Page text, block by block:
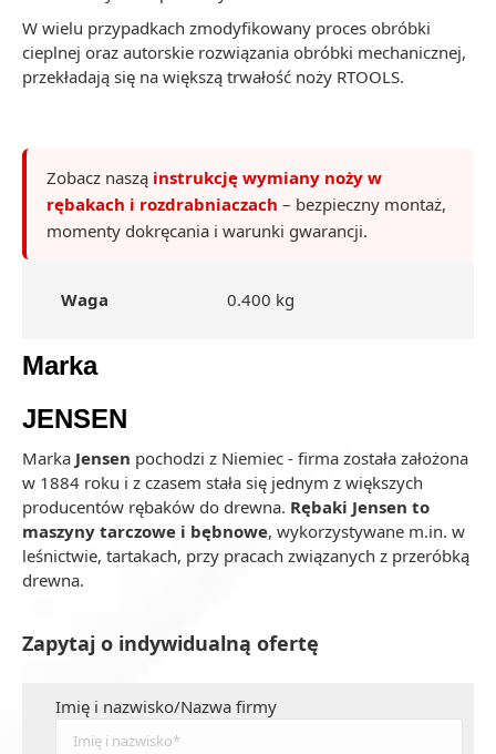
W wielu przypadkach zmodyfikowany proces obróbki
cieplnej oraz autorskie rozwiązania obróbki mechanicznej,
przekładają się na większą trwałość noży RTOOLS.
Zobacz naszą instrukcję wymiany noży w
rębakach i rozdrabniaczach – bezpieczny montaż,
momenty dokręcania i warunki gwarancji.
Waga 0.400 kg
Marka
JENSEN
Marka Jensen pochodzi z Niemiec - firma została założona
w 1884 roku i z czasem stała się jednym z większych
producentów rębaków do drewna. Rębaki Jensen to
maszyny tarczowe i bębnowe, wykorzystywane m.in. w
leśnictwie, tartakach, przy pracach związanych z przeróbką
drewna.
Zapytaj o indywidualną ofertę
Imię i nazwisko/Nazwa firmy